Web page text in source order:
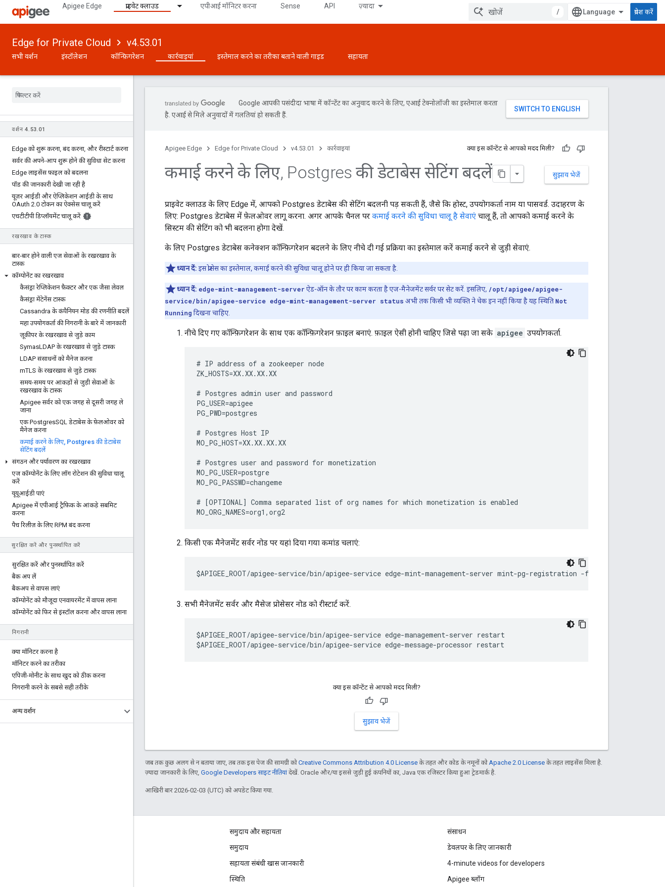
Apigee Edge प्राइवेट क्लाउड एपीआई मॉनिटर करना Sense API ज़्यादा
/ प्रवेश करें
Edge for Private Cloud v4.53.01
सभी वर्शन इंस्टॉलेशन कॉन्फ़िगरेशन कार्रवाइयां इस्तेमाल करने का तरीका बताने वाली गाइड सहायता
वर्शन 4. 53.01
Edge को शुरू करना, बंद करना, और रीस्टार्ट करना
सर्वर की अपने-आप शुरू होने की सुविधा सेट करना
Edge लाइसेंस फ़ाइल को बदलना
पॉड की जानकारी देखी जा रही है
यूज़र आईडी और ऐप्लिकेशन आईडी के साथ
OAuth 2.0 टोकन का ऐक्सेस चालू करें
एचटीटीपी डिप्लॉयमेंट चालू करें
रखरखाव के टास्क
बार-बार होने वाली एज सेवाओं के रखरखाव के
टास्क
कॉम्पोनेंट का रखरखाव
कैसंड्रा रेप्लिकेशन फ़ैक्टर और एक जैसा लेवल
कैसंड्रा मेंटेनेंस टास्क
Cassandra के कंपैनियन मोड की रणनीति बदलें
महा उपयोगकर्ता की निगरानी के बारे में जानकारी
ज़ूकीपर के रखरखाव से जुड़े काम
SymasLDAP के रखरखाव से जुड़े टास्क
LDAP संसाधनों को मैनेज करना
mTLS के रखरखाव से जुड़े टास्क
समय-समय पर आंकड़ों से जुड़ी सेवाओं के
रखरखाव के टास्क
Apigee सर्वर को एक जगह से दूसरी जगह ले
जाना
एक PostgresSQL डेटाबेस के फ़ेलओवर को
मैनेज करना
कमाई करने के लिए, Postgres की डेटाबेस
सेटिंग बदलें
संगठन और पर्यावरण का रखरखाव
एज कॉम्पोनेंट के लिए लॉग रोटेशन की सुविधा चालू
करें
यूयूआईडी पाएं
Apigee में एपीआई ट्रैफ़िक के आंकड़े सबमिट
करना
पैच रिलीज़ के लिए RPM बंद करना
सुरक्षित करें और पुनर्स्‍थापित करें
सुरक्षित करें और पुनर्स्‍थापित करें
बैक अप लें
बैकअप से वापस लाएं
कॉम्पोनेंट को मौजूदा एनवायरमेंट में वापस लाना
कॉम्पोनेंट को फिर से इंस्टॉल करना और वापस लाना
निगरानी
क्या मॉनिटर करना है
मॉनिटर करने का तरीका
एपिजी-मोनीट के साथ खुद को ठीक करना
निगरानी करने के सबसे सही तरीके
अन्य वर्शन
Google आपकी पसंदीदा भाषा में कॉन्टेंट का अनुवाद करने के लिए, एआई टेक्नोलॉजी का इस्तेमाल करता
है. एआई से मिले अनुवादों में गलतियां हो सकती हैं.
Apigee Edge Edge for Private Cloud v4.53.01 कार्रवाइयां क्या इस कॉन्टेंट से आपको मदद मिली?
सुझाव भेजें
कमाई करने के लिए, Postgres की डेटाबेस सेटिंग बदलें
प्राइवेट क्लाउड के लिए Edge में, आपको Postgres डेटाबेस की सेटिंग बदलनी पड़ सकती हैं, जैसे कि होस्ट, उपयोगकर्ता नाम या पासवर्ड. उदाहरण के
लिए: Postgres डेटाबेस में फ़ेलओवर लागू करना. अगर आपके चैनल पर कमाई करने की सुविधा चालू है सेवाएं चालू हैं, तो आपको कमाई करने के
सिस्टम की सेटिंग को भी बदलना होगा देखें.
के लिए Postgres डेटाबेस कनेक्शन कॉन्फ़िगरेशन बदलने के लिए नीचे दी गई प्रक्रिया का इस्तेमाल करें कमाई करने से जुड़ी सेवाएं.
ध्यान दें: इस प्रोसेस का इस्तेमाल, कमाई करने की सुविधा चालू होने पर ही किया जा सकता है.
ध्यान दें: edge-mint-management-server ऐड-ऑन के तौर पर काम करता है एज-मैनेजमेंट सर्वर पर सेट करें. इसलिए, /opt/apigee/apigee-
service/bin/apigee-service edge-mint-management-server status अभी तक किसी भी व्यक्ति ने चेक इन नहीं किया है यह स्थिति Not
Running दिखना चाहिए.
नीचे दिए गए कॉन्फ़िगरेशन के साथ एक कॉन्फ़िगरेशन फ़ाइल बनाएं. फ़ाइल ऐसी होनी चाहिए जिसे पढ़ा जा सके apigee उपयोगकर्ता.
# IP address of a zookeeper node
ZK_HOSTS=XX.XX.XX.XX
# Postgres admin user and password
PG_USER=apigee
PG_PWD=postgres
# Postgres Host IP
MO_PG_HOST=XX.XX.XX.XX
# Postgres user and password for monetization
MO_PG_USER=postgre
MO_PG_PASSWD=changeme
# [OPTIONAL] Comma separated list of org names for which monetization is enabled
MO_ORG_NAMES=org1,org2
किसी एक मैनेजमेंट सर्वर नोड पर यहां दिया गया कमांड चलाएं:
$APIGEE_ROOT/apigee-service/bin/apigee-service edge-mint-management-server mint-pg-registration -f <path-to-config-
सभी मैनेजमेंट सर्वर और मैसेज प्रोसेसर नोड को रीस्टार्ट करें.
$APIGEE_ROOT/apigee-service/bin/apigee-service edge-management-server restart
$APIGEE_ROOT/apigee-service/bin/apigee-service edge-message-processor restart
क्या इस कॉन्टेंट से आपको मदद मिली?
सुझाव भेजें
जब तक कुछ अलग से न बताया जाए, तब तक इस पेज की सामग्री कोCreative Commons Attribution 4.0 License के तहत और कोड के नमूनों कोApache 2.0 License के तहत लाइसेंस मिला है.
ज़्यादा जानकारी के लिए, Google Developers साइट नीतियांदेखें. Oracle और/या इससे जुड़ी हुई कंपनियों का, Java एक रजिस्टर किया हुआ ट्रेडमार्क है.
आखिरी बार 2026-02-03 (UTC) को अपडेट किया गया.
समुदाय और सहायता
समुदाय
सहायता संबंधी खास जानकारी
स्थिति
संसाधन
डेवलपर के लिए जानकारी
4-minute videos for developers
Apigee ब्लॉग